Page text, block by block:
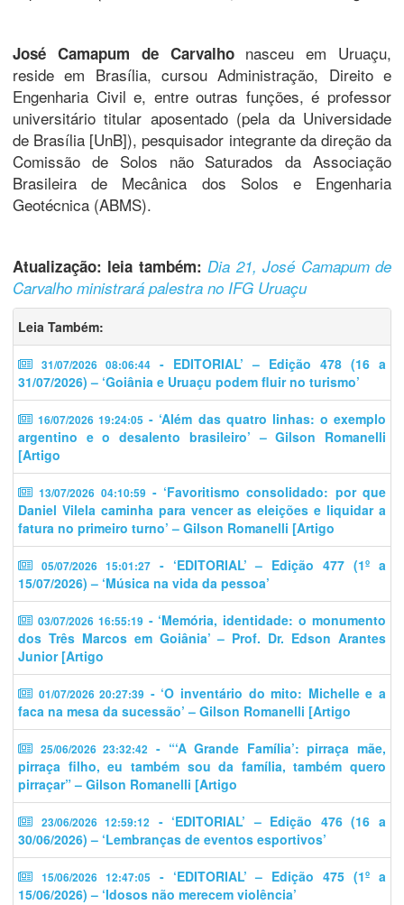
José Camapum de Carvalhonasceu em Uruaçu,
reside em Brasília, cursou Administração, Direito e
Engenharia Civil e, entre outras funções, é professor
universitário titular aposentado (pela da Universidade
de Brasília [UnB]), pesquisador integrante da direção da
Comissão de Solos não Saturados da Associação
Brasileira de Mecânica dos Solos e Engenharia
Geotécnica (ABMS).
Atualização: leia também: Dia 21, José Camapum de
Carvalho ministrará palestra no IFG Uruaçu
Leia Também:
31/07/2026 08:06:44 - EDITORIAL’ – Edição 478 (16 a
31/07/2026) – ‘Goiânia e Uruaçu podem fluir no turismo’
16/07/2026 19:24:05 - ‘Além das quatro linhas: o exemplo
argentino e o desalento brasileiro’ – Gilson Romanelli
[Artigo
13/07/2026 04:10:59 - ‘​​Favoritismo consolidado: por que
Daniel Vilela caminha para vencer as eleições e liquidar a
fatura no primeiro turno’ – Gilson Romanelli [Artigo
05/07/2026 15:01:27- ‘EDITORIAL’ – Edição 477 (1º a
15/07/2026) – ‘Música na vida da pessoa’
03/07/2026 16:55:19 - ‘Memória, identidade: o monumento
dos Três Marcos em Goiânia’ – Prof. Dr. Edson Arantes
Junior [Artigo
01/07/2026 20:27:39 - ‘O inventário do mito: Michelle e a
faca na mesa da sucessão’ – Gilson Romanelli [Artigo
25/06/2026 23:32:42 - “‘A Grande Família’: pirraça mãe,
pirraça filho, eu também sou da família, também quero
pirraçar” – Gilson Romanelli [Artigo
23/06/2026 12:59:12
- ‘EDITORIAL’ – Edição 476 (16 a
30/06/2026) – ‘Lembranças de eventos esportivos’
15/06/2026 12:47:05
- ‘EDITORIAL’ – Edição 475 (1º a
15/06/2026) – ‘Idosos não merecem violência’